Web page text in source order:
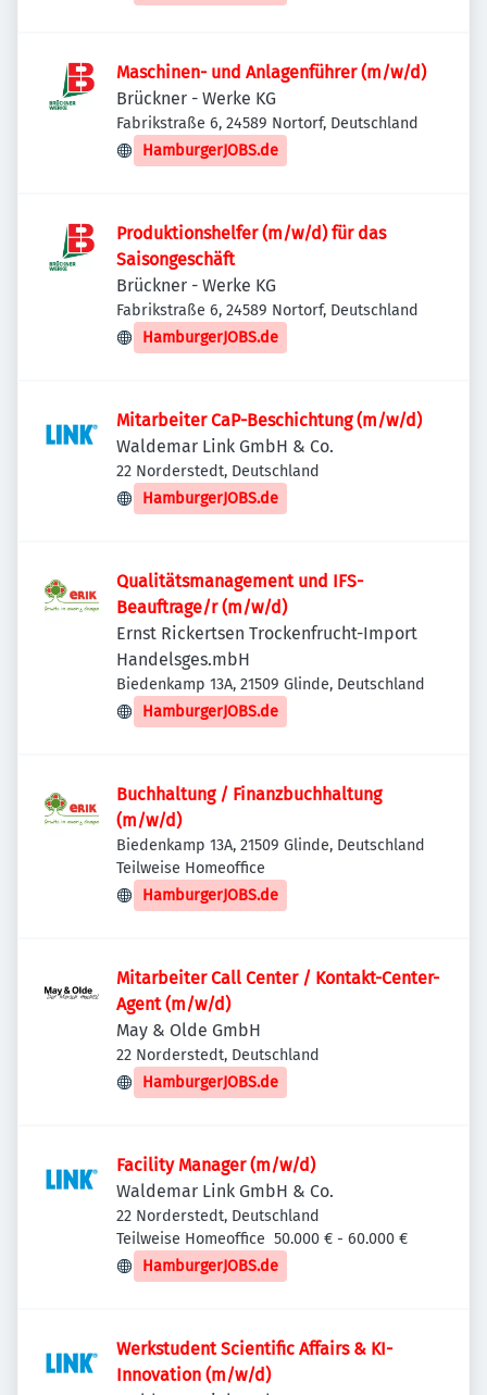
Maschinen- und Anlagenführer (m/w/d)
Brückner - Werke KG
Fabrikstraße 6, 24589 Nortorf, Deutschland
HamburgerJOBS.de
Produktionshelfer (m/w/d) für das
Saisongeschäft
Brückner - Werke KG
Fabrikstraße 6, 24589 Nortorf, Deutschland
HamburgerJOBS.de
Mitarbeiter CaP-Beschichtung (m/w/d)
Waldemar Link GmbH & Co.
22 Norderstedt, Deutschland
HamburgerJOBS.de
Qualitätsmanagement und IFS-
Beauftrage/r (m/w/d)
Ernst Rickertsen Trockenfrucht-Import
Handelsges.mbH
Biedenkamp 13A, 21509 Glinde, Deutschland
HamburgerJOBS.de
Buchhaltung / Finanzbuchhaltung
(m/w/d)
Biedenkamp 13A, 21509 Glinde, Deutschland
Teilweise Homeoffice
HamburgerJOBS.de
Mitarbeiter Call Center / Kontakt-Center-
Agent (m/w/d)
May & Olde GmbH
22 Norderstedt, Deutschland
HamburgerJOBS.de
Facility Manager (m/w/d)
Waldemar Link GmbH & Co.
22 Norderstedt, Deutschland
Teilweise Homeoffice 50.000 € - 60.000 €
HamburgerJOBS.de
Werkstudent Scientific Affairs & KI-
Innovation (m/w/d)